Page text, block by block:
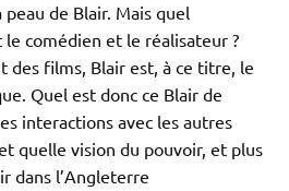
de Blair. Mais quel
comédien et le réalisateur ?
des films, Blair est, à ce titre, le
Quel est donc ce Blair de
interactions avec les autres
quelle vision du pouvoir, et plus
dans l’Angleterre